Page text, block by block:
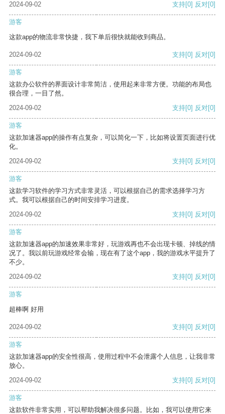
2024-09-02 支持[0] 反对[0]
游客
这款app的物流非常快捷，我下单后很快就能收到商品。
2024-09-02 支持[0] 反对[0]
游客
这款办公软件的界面设计非常简洁，使用起来非常方便。功能的布局也
很合理，一目了然。
2024-09-02
支持[0] 反对[0]
游客
这款加速器app的操作有点复杂，可以简化一下，比如将设置页面进行优
化。
2024-09-02
支持[0] 反对[0]
游客
这款学习软件的学习方式非常灵活，可以根据自己的需求选择学习方
式。我可以根据自己的时间安排学习进度。
2024-09-02
支持[0] 反对[0]
游客
这款加速器app的加速效果非常好，玩游戏再也不会出现卡顿、掉线的情
况了。我以前玩游戏经常会输，现在有了这个app，我的游戏水平提升了
不少。
2024-09-02
支持[0] 反对[0]
游客
超棒啊 好用
2024-09-02 支持[0] 反对[0]
游客
这款加速器app的安全性很高，使用过程中不会泄露个人信息，让我非常
放心。
2024-09-02
支持[0] 反对[0]
游客
这款软件非常实用，可以帮助我解决很多问题。比如，我可以使用它来